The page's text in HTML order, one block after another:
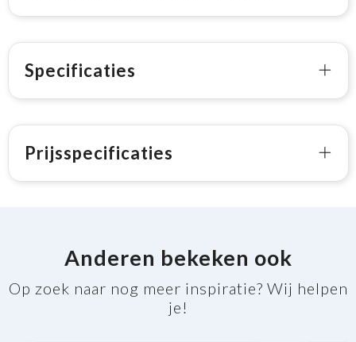
Specificaties
Prijsspecificaties
Anderen bekeken ook
Op zoek naar nog meer inspiratie? Wij helpen
je!